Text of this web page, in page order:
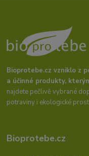
Bioprotebe.cz vzniklo z
a účinné produkty,
najdete pečlivě vybrané
potraviny i ekologické
Bioprotebe.cz